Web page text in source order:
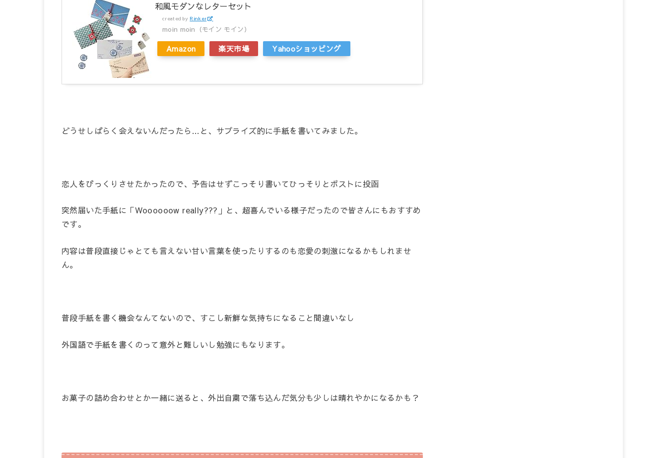
和風モダンなレターセット
created by Rinker
moin moin（モイン モイン）
Amazon 楽天市場 Yahooショッピング
どうせしばらく会えないんだったら…と、サプライズ的に手紙を書いてみました。
恋人をびっくりさせたかったので、予告はせずこっそり書いてひっそりとポストに投函
突然届いた手紙に「Woooooow really???」と、超喜んでいる様子だったので皆さんにもおすすめ
です。
内容は普段直接じゃとても言えない甘い言葉を使ったりするのも恋愛の刺激になるかもしれませ
ん。
普段手紙を書く機会なんてないので、すこし新鮮な気持ちになること間違いなし
外国語で手紙を書くのって意外と難しいし勉強にもなります。
お菓子の詰め合わせとか一緒に送ると、外出自粛で落ち込んだ気分も少しは晴れやかになるかも？